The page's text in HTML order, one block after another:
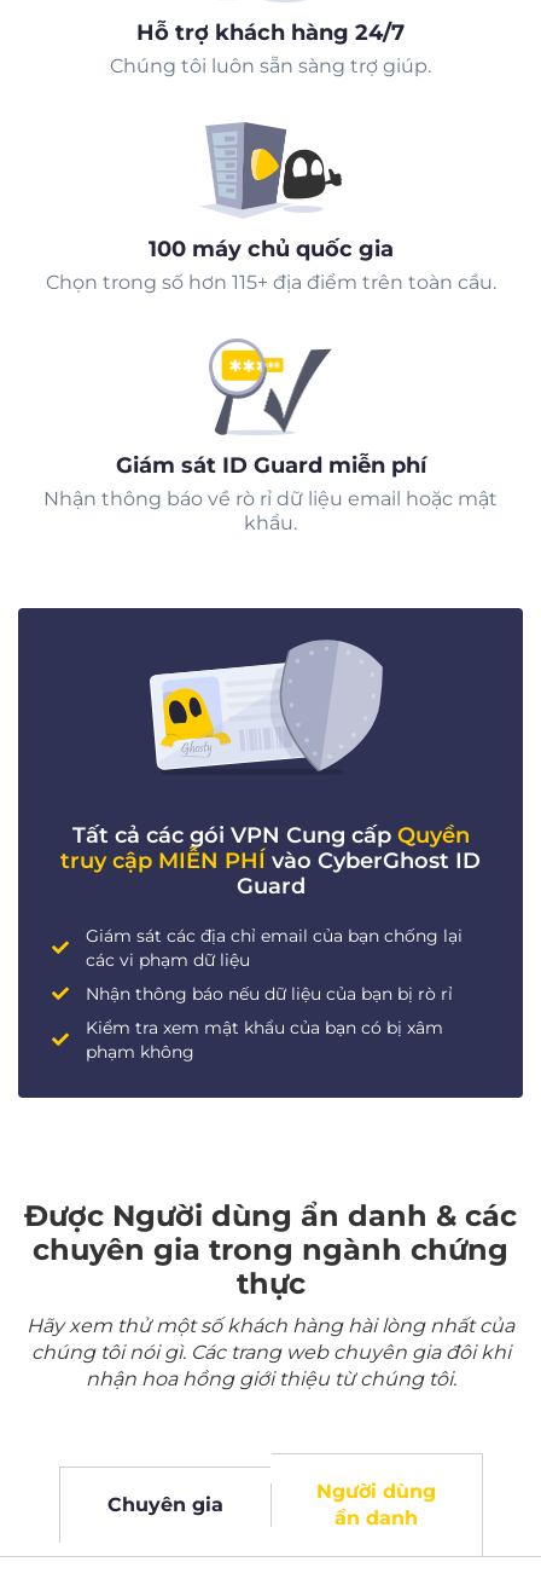
Hỗ trợ khách hàng 24/7
Chúng tôi luôn sẵn sàng trợ giúp.
100 máy chủ quốc gia
Chọn trong số hơn 115+ địa điểm trên toàn cầu.
Giám sát ID Guard miễn phí
Nhận thông báo về rò rỉ dữ liệu email hoặc mật
khẩu.
Tất cả các gói VPN Cung cấp Quyền
truy cập MIỄN PHÍ vào CyberGhost ID
Guard
Giám sát các địa chỉ email của bạn chống lại
các vi phạm dữ liệu
Nhận thông báo nếu dữ liệu của bạn bị rò rỉ
Kiểm tra xem mật khẩu của bạn có bị xâm
phạm không
Được Người dùng ẩn danh & các
chuyên gia trong ngành chứng
thực
Hãy xem thử một số khách hàng hài lòng nhất của
chúng tôi nói gì. Các trang web chuyên gia đôi khi
nhận hoa hồng giới thiệu từ chúng tôi.
Chuyên gia
Người dùng
ẩn danh